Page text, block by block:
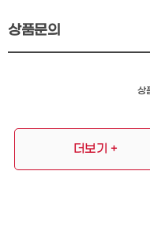
상품문의
상
더보기 +